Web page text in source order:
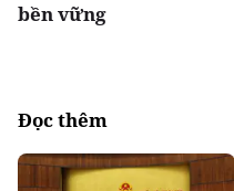
bền vững
Đọc thêm